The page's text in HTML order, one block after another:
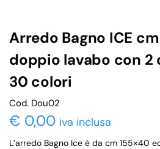
Arredo Bagno ICE
doppio lavabo con 2
30 colori
Cod. Dou02
€ 0,00 iva inclusa
L’arredo Bagno Ice è da cm 155×40